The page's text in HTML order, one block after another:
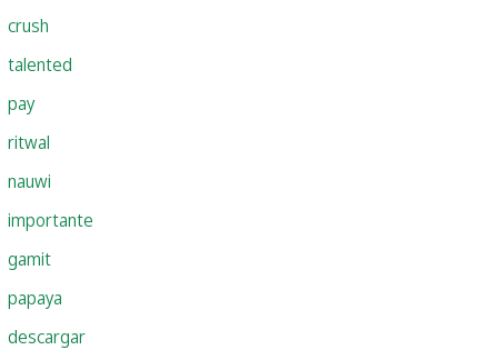
crush
talented
pay
ritwal
nauwi
importante
gamit
papaya
descargar